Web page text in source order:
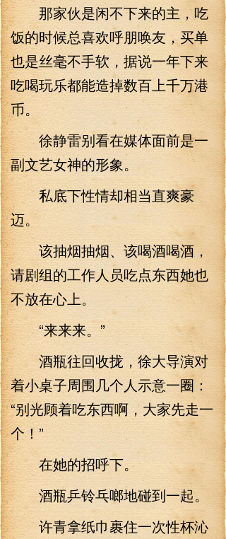
那家伙是闲不下来的主，吃
饭的时候总喜欢呼朋唤友，买单
也是丝毫不手软，据说一年下来
吃喝玩乐都能造掉数百上千万港
币。
徐静雷别看在媒体面前是一
副文艺女神的形象。
私底下性情却相当直爽豪
迈。
该抽烟抽烟、该喝酒喝酒，
请剧组的工作人员吃点东西她也
不放在心上。
“来来来。”
酒瓶往回收拢，徐大导演对
着小桌子周围几个人示意一圈：
“别光顾着吃东西啊，大家先走一
个！”
在她的招呼下。
酒瓶乒铃乓啷地碰到一起。
许青拿纸巾裹住一次性杯沁